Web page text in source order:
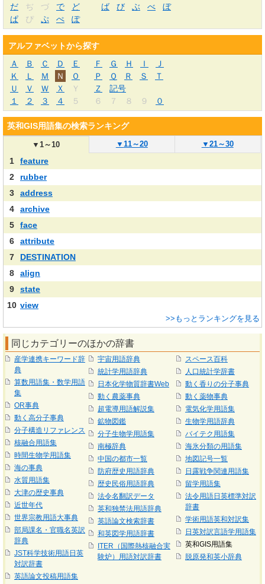
だ ぢ づ で ど ば び ぶ べ
ぼ
ぱ
ぴ ぷ ぺ ぽ
アルファベットから探す
Ａ
Ｂ Ｃ Ｄ Ｅ Ｆ Ｇ Ｈ Ｉ
Ｊ
Ｋ
Ｌ Ｍ Ｎ Ｏ Ｐ Ｑ Ｒ Ｓ
Ｔ
Ｕ
Ｖ Ｗ Ｘ Ｙ Ｚ
記号
１
２ ３ ４ ５ ６ ７ ８ ９ ０
英和GIS用語集の検索ランキング
▼1～10 ▼ 11～20 ▼ 21～30
1
feature
2
rubber
3
address
4
archive
5
face
6
attribute
7
DESTINATION
8
align
9
state
10 view
>>もっとランキングを見る
同じカテゴリーのほかの辞書
産学連携キーワード辞
典
算数用語集・数学用語
集
OR事典
動く高分子事典
分子構造リファレンス
核融合用語集
時間生物学用語集
海の事典
水質用語集
大津の歴史事典
近世年代
世界宗教用語大事典
部局課名・官職名英訳
辞典
JST科学技術用語日英
対訳辞書
英語論文投稿用語集
宇宙用語辞典
統計学用語辞典
日本化学物質辞書Web
動く農薬事典
超電導用語解説集
鉱物図鑑
分子生物学用語集
南極辞典
中国の都市一覧
防府歴史用語辞典
歴史民俗用語辞典
法令名翻訳データ
英和独禁法用語辞典
英語論文検索辞書
和英図学用語辞書
ITER（国際熱核融合実
験炉）用語対訳辞書
スペース百科
人口統計学辞書
動く香りの分子事典
動く薬物事典
電気化学用語集
生物学用語辞典
バイテク用語集
海氷分類の用語集
地図記号一覧
日露戦争関連用語集
留学用語集
法令用語日英標準対訳
辞書
学術用語英和対訳集
日英対訳言語学用語集
英和GIS用語集
脱原発和英小辞典